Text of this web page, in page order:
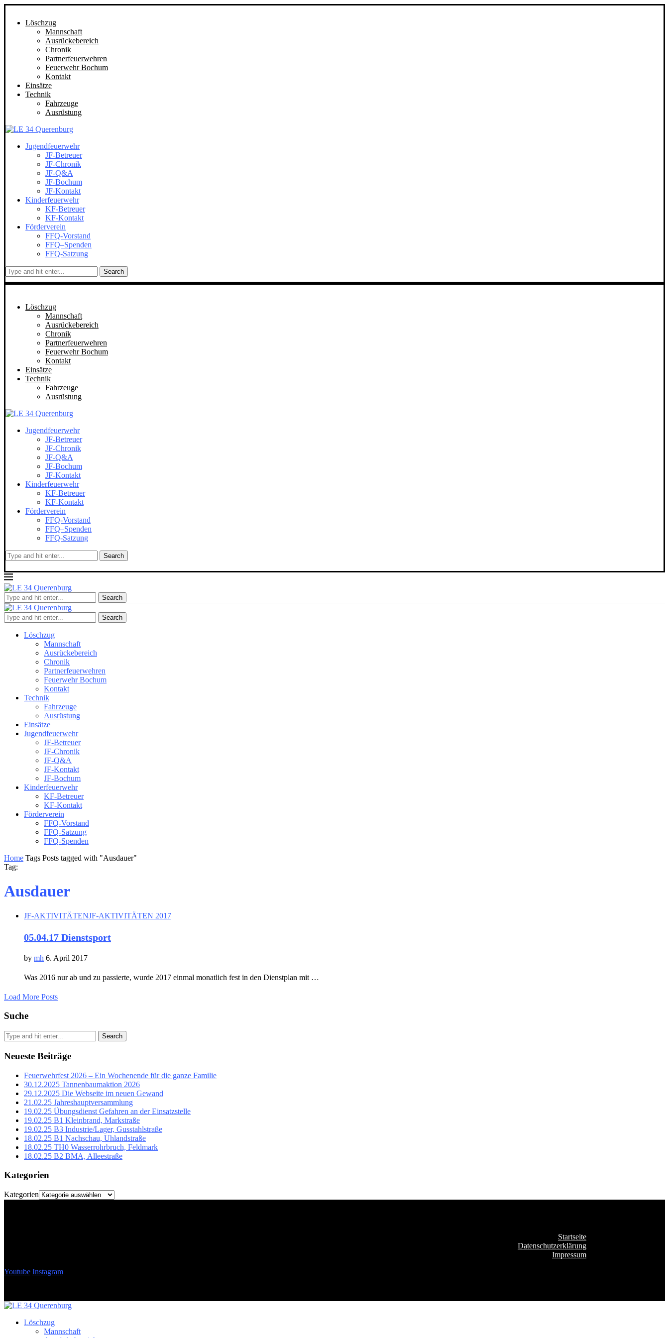
Löschzug
Mannschaft
Ausrückebereich
Chronik
Partnerfeuerwehren
Feuerwehr Bochum
Kontakt
Einsätze
Technik
Fahrzeuge
Ausrüstung
Jugendfeuerwehr
JF-Betreuer
JF-Chronik
JF-Q&A
JF-Bochum
JF-Kontakt
Kinderfeuerwehr
KF-Betreuer
KF-Kontakt
Förderverein
FFQ-Vorstand
FFQ–Spenden
FFQ-Satzung
Search
Löschzug
Mannschaft
Ausrückebereich
Chronik
Partnerfeuerwehren
Feuerwehr Bochum
Kontakt
Einsätze
Technik
Fahrzeuge
Ausrüstung
Jugendfeuerwehr
JF-Betreuer
JF-Chronik
JF-Q&A
JF-Bochum
JF-Kontakt
Kinderfeuerwehr
KF-Betreuer
KF-Kontakt
Förderverein
FFQ-Vorstand
FFQ–Spenden
FFQ-Satzung
Search
Search
Search
Löschzug
Mannschaft
Ausrückebereich
Chronik
Partnerfeuerwehren
Feuerwehr Bochum
Kontakt
Technik
Fahrzeuge
Ausrüstung
Einsätze
Jugendfeuerwehr
JF-Betreuer
JF-Chronik
JF-Q&A
JF-Kontakt
JF-Bochum
Kinderfeuerwehr
KF-Betreuer
KF-Kontakt
Förderverein
FFQ-Vorstand
FFQ-Satzung
FFQ-Spenden
Home Tags Posts tagged with "Ausdauer"
Tag:
Ausdauer
JF-AKTIVITÄTENJF-AKTIVITÄTEN 2017
05.04.17 Dienstsport
by mh 6. April 2017
Was 2016 nur ab und zu passierte, wurde 2017 einmal monatlich fest in den Dienstplan mit …
Load More Posts
Suche
Search
Neueste Beiträge
Feuerwehrfest 2026 – Ein Wochenende für die ganze Familie
30.12.2025 Tannenbaumaktion 2026
29.12.2025 Die Webseite im neuen Gewand
21.02.25 Jahreshauptversammlung
19.02.25 Übungsdienst Gefahren an der Einsatzstelle
19.02.25 B1 Kleinbrand, Markstraße
19.02.25 B3 Industrie/Lager, Gusstahlstraße
18.02.25 B1 Nachschau, Uhlandstraße
18.02.25 TH0 Wasserrohrbruch, Feldmark
18.02.25 B2 BMA, Alleestraße
Kategorien
Kategorien
Startseite
Datenschutzerklärung
Impressum
Youtube Instagram
Löschzug
Mannschaft